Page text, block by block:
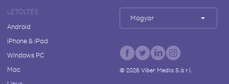
LETÖLTÉS
Android
iPhone & iPad
Windows PC
Mac
Magyar
© 2026Viber Media S.à r.l.